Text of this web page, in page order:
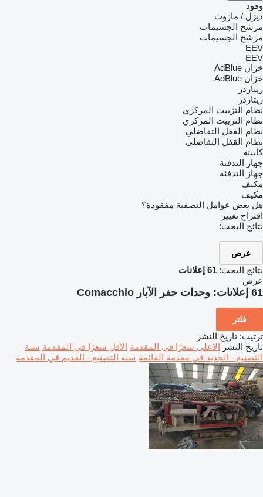
وقود
ديزل / مازوت
مرشح الجسيمات
مرشح الجسيمات
EEV
EEV
خزان AdBlue
خزان AdBlue
ريتاردر
ريتاردر
نظام التزييت المركزي
نظام التزييت المركزي
نظام القفل التفاضلي
نظام القفل التفاضلي
كابينة
جهاز التدفئة
جهاز التدفئة
مكيف
مكيف
هل بعض عوامل التصفية مفقودة؟
اقتراح تغيير
نتائج البحث:
-
عرض
نتائج البحث: 61 إعلانات
عرض
61 إعلانات: وحدات حفر الآبار Comacchio
فلتر
ترتيب: تاريخ النشر
تاريخ النشر الأعلى سعرًا في المقدمة الأقل سعرًا في المقدمة سنة
التصنيع - الجديد في مقدمة القائمة سنة التصنيع - القديم في المقدمة